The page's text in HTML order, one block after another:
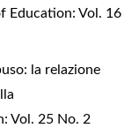
Education: Vol. 16
la relazione
Vol. 25 No. 2